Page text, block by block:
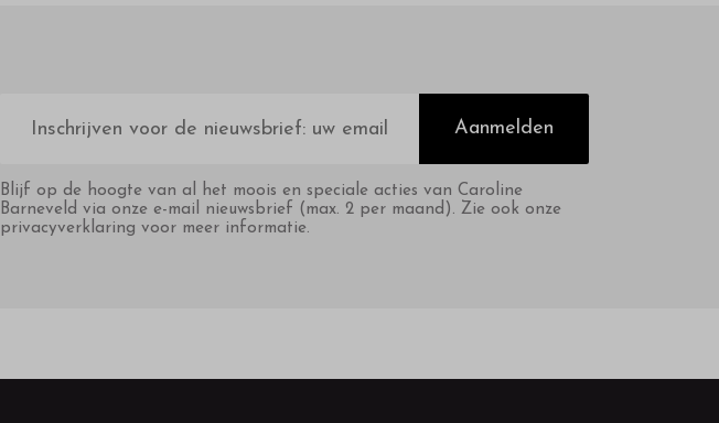
mailadres
Aanmelden
Blijf op de hoogte van al het moois en speciale acties van Caroline
Barneveld via onze e-mail nieuwsbrief (max. 2 per maand). Zie ook onze
privacyverklaring voor meer informatie.